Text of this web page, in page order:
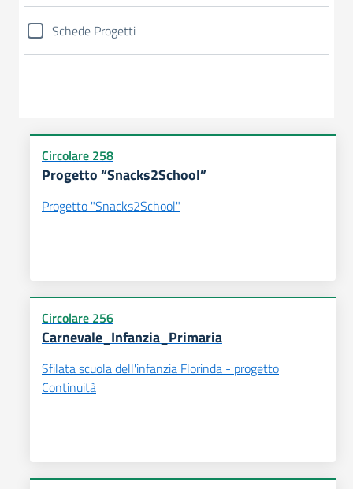
Schede Progetti
Circolare 258
Progetto “Snacks2School”
Progetto "Snacks2School"
Circolare 256
Carnevale_Infanzia_Primaria
Sfilata scuola dell'infanzia Florinda - progetto
Continuità